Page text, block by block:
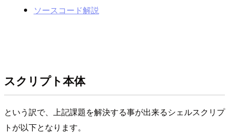
ソースコード解説
スクリプト本体
という訳で、上記課題を解決する事が出来るシェルスクリプ
トが以下となります。